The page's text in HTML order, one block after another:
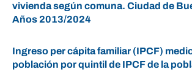
vivienda según comuna. Ciudad de
Años 2013/2024
Ingreso per cápita familiar (IPCF)
población por quintil de IPCF de la